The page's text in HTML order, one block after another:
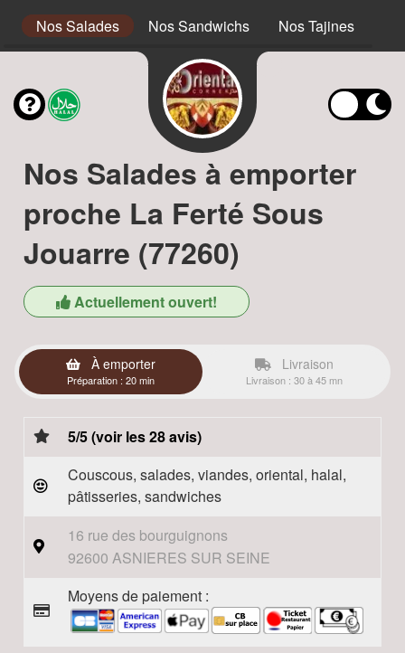
Nos Salades Nos Sandwichs Nos Tajines
Nos Salades à emporter
proche La Ferté Sous
Jouarre (77260)
Actuellement ouvert!
À emporter
Préparation : 20 min
Livraison
Livraison : 30 à 45 mn
5/5 (voir les 28 avis)
Couscous, salades, viandes, oriental, halal,
pâtisseries, sandwiches
16 rue des bourguignons
92600 ASNIERES SUR SEINE
Moyens de paiement :